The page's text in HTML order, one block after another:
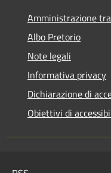
Amministrazione
Albo Pretorio
Note legali
Informativa privacy
Dichiarazione di
Obiettivi di